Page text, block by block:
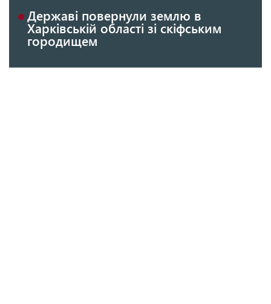
Державі повернули землю в
Харківській області зі скіфським
городищем